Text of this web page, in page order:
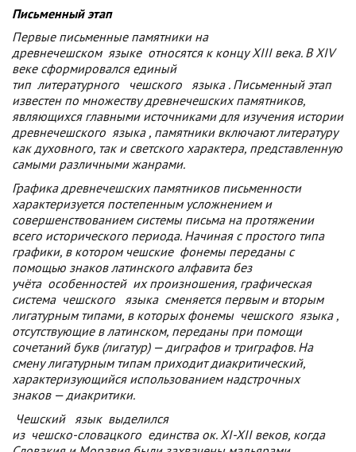
Письменный этап
Первые письменные памятники на
древнечешском языке относятся к концу XIII века. В XIV
веке сформировался единый
тип литературного чешского языка . Письменный этап
известен по множеству древнечешских памятников,
являющихся главными источниками для изучения истории
древнечешского языка , памятники включают литературу
как духовного, так и светского характера, представленную
самыми различными жанрами.
Графика древнечешских памятников письменности
характеризуется постепенным усложнением и
совершенствованием системы письма на протяжении
всего исторического периода. Начиная с простого типа
графики, в которомчешские фонемы переданы с
помощью знаков латинского алфавита без
учёта особенностей их произношения, графическая
система чешского языка сменяется первым и вторым
лигатурным типами, в которых фонемы чешского языка ,
отсутствующие в латинском, переданы при помощи
сочетаний букв (лигатур) — диграфов и триграфов. На
смену лигатурным типам приходит диакритический,
характеризующийся использованием надстрочных
знаков — диакритики.
Чешский язык выделился
из чешско-словацкого единства ок. XI-XII веков, когда